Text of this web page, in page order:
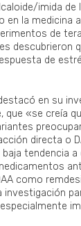
imida de
en la medicina
de
descubrieron
de
en su
que «se creía
directa o
tendencia a
como
investigación